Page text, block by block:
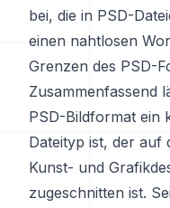
bei, die in PSD-
einen nahtlosen
Grenzen des PSD-
Zusammenfassend
PSD-Bildformat ein
Dateityp ist, der auf
Kunst- und
zugeschnitten ist.